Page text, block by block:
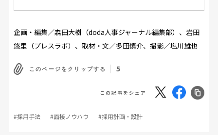
企画・編集／森田大樹（doda人事ジャーナル編集部）、岩田
悠里（プレスラボ）、取材・文／多田慎介、撮影／塩川雄也
このページをクリップする 5
この記事をシェア
#採用手法 #面接ノウハウ #採用計画・設計